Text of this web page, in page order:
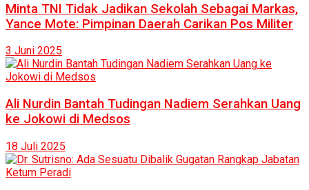
Minta TNI Tidak Jadikan Sekolah Sebagai Markas,
Yance Mote: Pimpinan Daerah Carikan Pos Militer
3 Juni 2025
Ali Nurdin Bantah Tudingan Nadiem Serahkan Uang
ke Jokowi di Medsos
18 Juli 2025